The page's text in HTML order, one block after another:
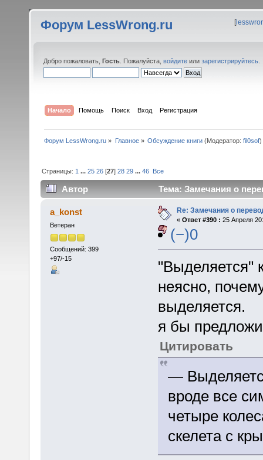
Форум LessWrong.ru [
Добро пожаловать, Гость . Пожалуйста, войдите или зарегистрируйтесь
Начало Помощь Поиск Вход Регистрация
Форум LessWrong.ru » Главное» Обсуждение книги(Модератор: fil0sof)
Страницы: 1 ...25 26 [27]28 29 ...46 Все
Автор Тема: Замечания о
a_konst
Ветеран
Сообщений: 399
+97/-15
Re: Замечания о
« Ответ #390 : 25 Апреля
(−)0
"Выделяется"
неясно,
выделяется.
я бы
Цитировать
—
вроде все
четыре
скелета с